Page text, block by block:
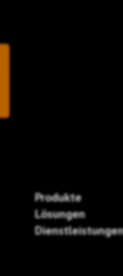
Produkte
Lösungen